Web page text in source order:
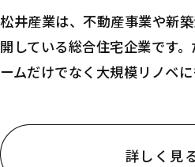
松井産業は、不動産事業や新
開している総合住宅企業です
ームだけでなく大規模リノベに
詳しく見